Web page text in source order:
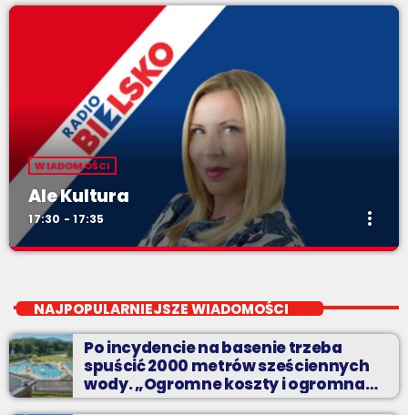
WIADOMOŚCI
Ale Kultura
17:30 - 17:35 more_vert
Teatr, kino, muzyka, sztuka - czyli wszystko to, co interesuje
kulturalnego człowieka.
NAJPOPULARNIEJSZE WIADOMOŚCI
Po incydencie na basenie trzeba
spuścić 2000 metrów sześciennych
wody. „Ogromne koszty i ogromna
praca”